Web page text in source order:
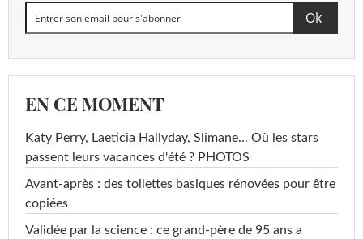
EN CE MOMENT
Katy Perry, Laeticia Hallyday, Slimane... Où les stars
passent leurs vacances d'été ? PHOTOS
Avant-après : des toilettes basiques rénovées pour être
copiées
Validée par la science : ce grand-père de 95 ans a